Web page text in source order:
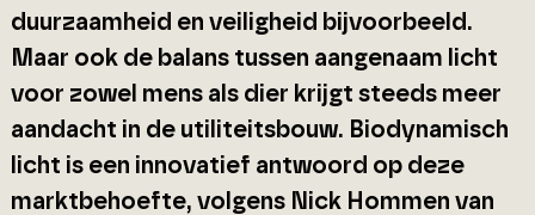
duurzaamheid en veiligheid bijvoorbeeld.
Maar ook de balans tussen aangenaam licht
voor zowel mens als dier krijgt steeds meer
aandacht in de utiliteitsbouw. Biodynamisch
licht is een innovatief antwoord op deze
marktbehoefte, volgens Nick Hommen van